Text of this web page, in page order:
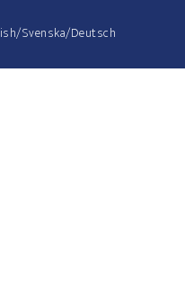
Svenska/Deutsch